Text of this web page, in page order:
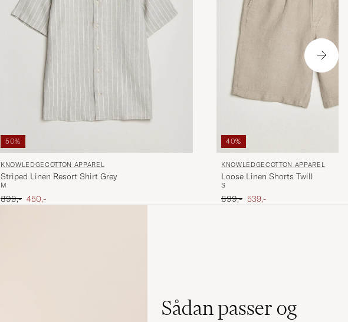
50%
KNOWLEDGECOTTON APPAREL
Striped Linen Resort Shirt Grey
M
Ordinary pris
899,- Nedsat pris
450,-
40%
KNOWLEDGECOTTON APPAREL
Loose Linen Shorts Twill
S
Ordinary pris
899,- Nedsat pris
539,-
Sådan passer og